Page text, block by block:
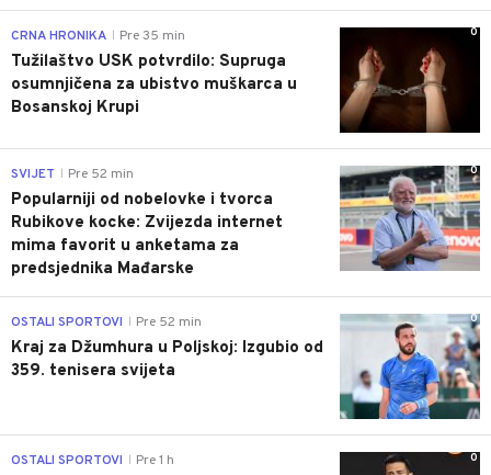
0
CRNA HRONIKA Pre 35 min
Tužilaštvo USK potvrdilo: Supruga
osumnjičena za ubistvo muškarca u
Bosanskoj Krupi
0
SVIJET Pre 52 min
Popularniji od nobelovke i tvorca
Rubikove kocke: Zvijezda internet
mima favorit u anketama za
predsjednika Mađarske
0
OSTALI SPORTOVI Pre 52 min
Kraj za Džumhura u Poljskoj: Izgubio od
359. tenisera svijeta
0
OSTALI SPORTOVI Pre 1 h